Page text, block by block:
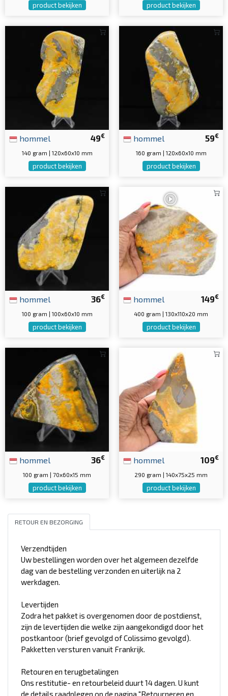
product bekijken product bekijken
49€
hommel
140 gram | 120x60x10 mm
product bekijken
59€
hommel
160 gram | 120x60x10 mm
product bekijken
36€
hommel
100 gram | 100x60x10 mm
product bekijken
149€
hommel
400 gram | 130x110x20 mm
product bekijken
36€
hommel
100 gram | 70x60x15 mm
product bekijken
109€
hommel
290 gram | 140x75x25 mm
product bekijken
RETOUR EN BEZORGING
Verzendtijden
Uw bestellingen worden over het algemeen dezelfde
dag van de bestelling verzonden en uiterlijk na 2
werkdagen.
Levertijden
Zodra het pakket is overgenomen door de postdienst,
zijn de levertijden die welke zijn aangekondigd door het
postkantoor (brief gevolgd of Colissimo gevolgd).
Pakketten versturen vanuit Frankrijk.
Retouren en terugbetalingen
Ons restitutie- en retourbeleid duurt 14 dagen. U kunt
de details raadplegen op de pagina "Retourneren en